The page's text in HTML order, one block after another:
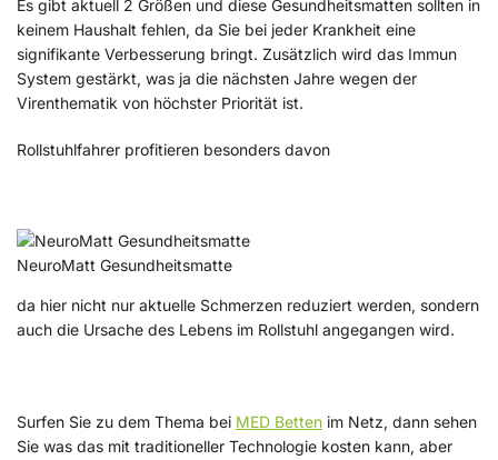
Es gibt aktuell 2 Größen und diese Gesundheitsmatten sollten in
keinem Haushalt fehlen, da Sie bei jeder Krankheit eine
signifikante Verbesserung bringt. Zusätzlich wird das Immun
System gestärkt, was ja die nächsten Jahre wegen der
Virenthematik von höchster Priorität ist.
Rollstuhlfahrer profitieren besonders davon
NeuroMatt Gesundheitsmatte
da hier nicht nur aktuelle Schmerzen reduziert werden, sondern
auch die Ursache des Lebens im Rollstuhl angegangen wird.
Surfen Sie zu dem Thema bei MED Betten im Netz, dann sehen
Sie was das mit traditioneller Technologie kosten kann, aber